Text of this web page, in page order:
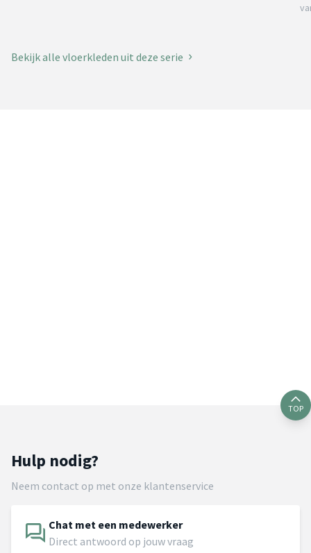
Bekijk alle vloerkleden uit deze serie
TOP
Hulp nodig?
Neem contact op met onze klantenservice
Chat met een medewerker
Direct antwoord op jouw vraag